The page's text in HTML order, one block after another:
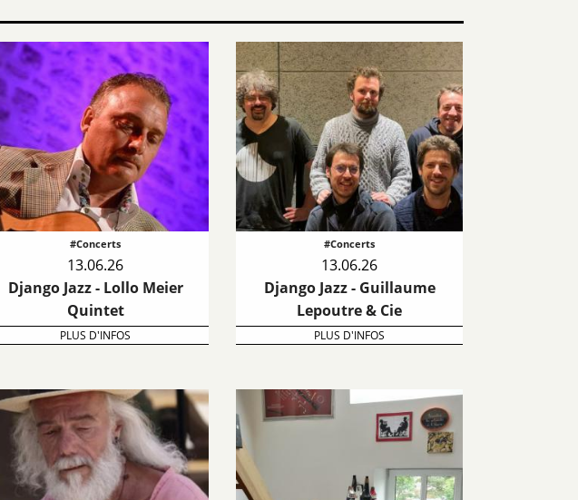
#Concerts
13.06.26
Django Jazz - Lollo Meier
Quintet
PLUS D'INFOS
#Concerts
13.06.26
Django Jazz - Guillaume
Lepoutre & Cie
PLUS D'INFOS